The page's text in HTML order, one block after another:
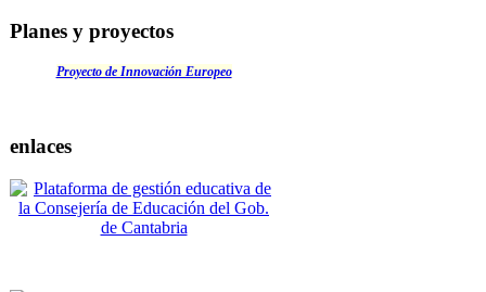
Planes y proyectos
Proyecto de Innovación Europeo
enlaces